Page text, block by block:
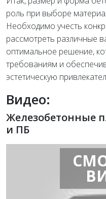
роль при выборе
Необходимо учесть
рассмотреть различные
оптимальное решение,
требованиям и
эстетическую
Видео:
Железобетонные
и ПБ